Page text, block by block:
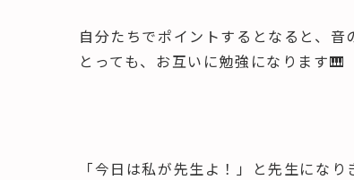
自分たちでポイントするとなると、
とっても、お互いに勉強になります🎹
「今日は私が先生よ！」と先生にな